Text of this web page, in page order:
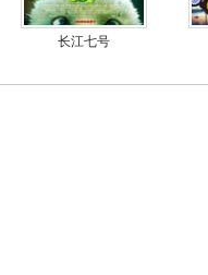
长江七号